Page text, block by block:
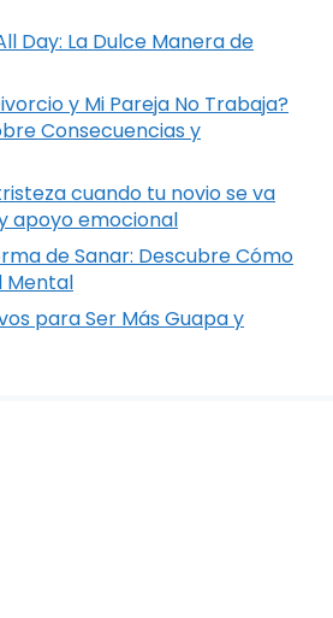
Day: La Dulce Manera de
y Mi Pareja No Trabaja?
Consecuencias y
cuando tu novio se va
apoyo emocional
de Sanar: Descubre Cómo
Mental
para Ser Más Guapa y